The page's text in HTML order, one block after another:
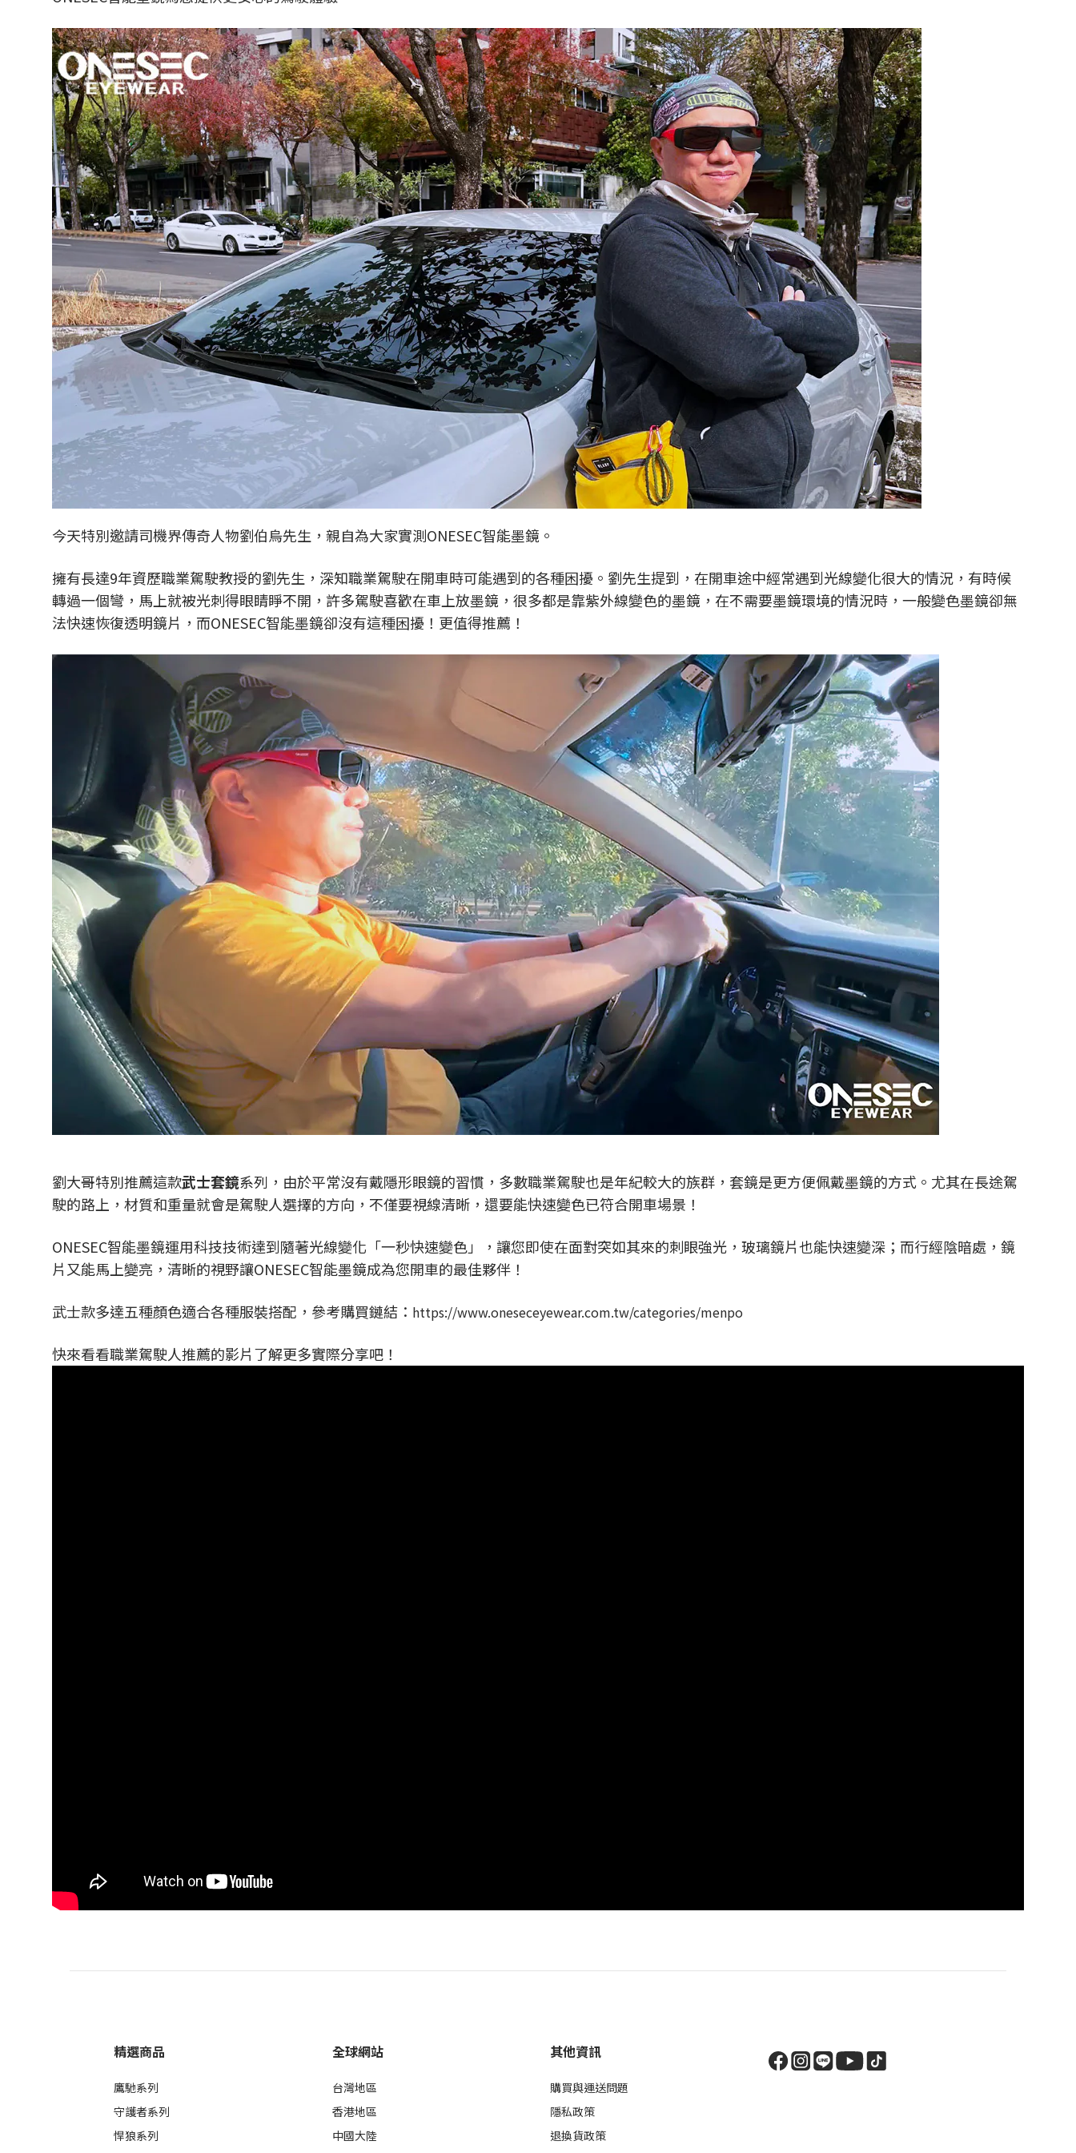
今天特別邀請司機界傳奇人物劉伯烏先生，親自為大家實測ONESEC智能墨鏡。
擁有長達9年資歷職業駕駛教授的劉先生，深知職業駕駛在開車時可能遇到的各種困擾。劉先生提到，在開車途中經常遇到光線變化很大的情況，有時候
轉過一個彎，馬上就被光刺得眼睛睜不開，許多駕駛喜歡在車上放墨鏡，很多都是靠紫外線變色的墨鏡，在不需要墨鏡環境的情況時，一般變色墨鏡卻無
法快速恢復透明鏡片，而ONESEC智能墨鏡卻沒有這種困擾！更值得推薦！
劉大哥特別推薦這款武士套鏡系列，由於平常沒有戴隱形眼鏡的習慣，多數職業駕駛也是年紀較大的族群，套鏡是更方便佩戴墨鏡的方式。 尤其在長途駕
駛的路上，材質和重量就會是駕駛人選擇的方向，不僅要視線清晰，還要能快速變色已符合開車場景！
ONESEC智能墨鏡運用科技技術達到隨著光線變化「一秒快速變色」，讓您即使在面對突如其來的刺眼強光，玻璃鏡片也能快速變深；而行經陰暗處，鏡
片又能馬上變亮，清晰的視野讓ONESEC智能墨鏡成為您開車的最佳夥伴！
武士款多達五種顏色適合各種服裝搭配，參考購買鏈結： https://www.oneseceyewear.com.tw/categories/menpo
快來看看職業駕駛人推薦的影片了解更多實際分享吧！
精選商品
鷹馳系列
守護者系列
悍狼系列
全球網站
台灣地區
香港地區
中國大陸
其他資訊
購買與運送問題
隱私政策
退換貨政策